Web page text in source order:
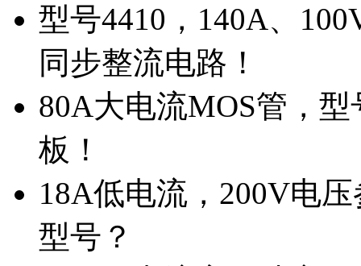
型号4410，140A、
同步整流电路！
80A大电流MOS管，
板！
18A低电流，200V电
型号？